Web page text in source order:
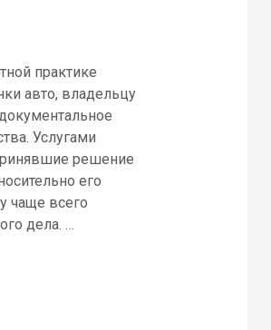
практике
авто, владельцу
Услугами
решение
его
чаще всего
дела. …